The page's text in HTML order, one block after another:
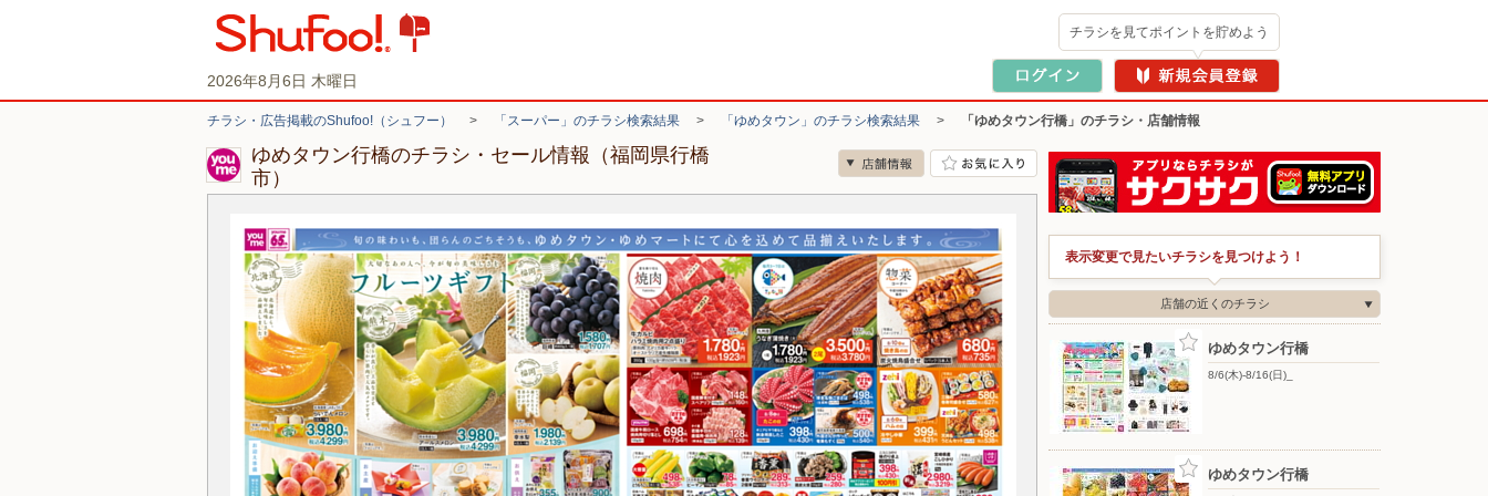
2026年8月6日 木曜日
チラシを見てポイントを貯めよう
チラシ・広告掲載のShufoo!（シュフー） > 「スーパー」のチラシ検索結果 > 「ゆめタウン」のチラシ検索結果 > 「ゆめタウン行橋」のチラシ・店舗情報
ゆめタウン行橋のチラシ・セール情報（福岡県行橋
市）
表示変更で見たいチラシを見つけよう！
店舗の近くのチラシ
ゆめタウン行橋
8/6(木)-8/16(日)_
ゆめタウン行橋